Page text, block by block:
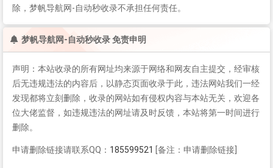
除，梦帆导航网-自动秒收录不承担任何责任。
梦帆导航网-自动秒收录 免责申明
声明：本站收录的所有网址均来源于网络和网友自主提交，经审核
后无违规违法的内容后，以静态页面收录于此，违法网站我们一经
发现都将立刻删除，收录的网站如有侵权内容与本站无关，欢迎各
位大佬监督，如违规违法的网址请及时反馈，本站将第一时间进行
删除。
申请删除链接请联系QQ： 185599521 [备注：申请删除链接]